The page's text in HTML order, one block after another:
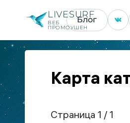
LIVESURF
ВЕБ
ПРОМОУШЕН
Блог
Карта
Страница 1 / 1